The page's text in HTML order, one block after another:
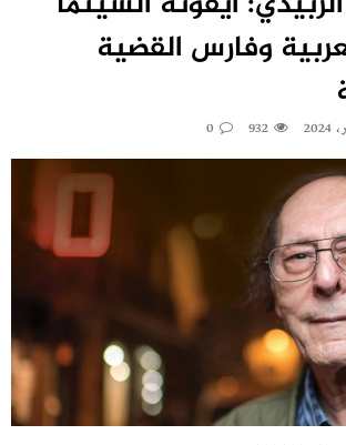
وفارس القضية
932
0